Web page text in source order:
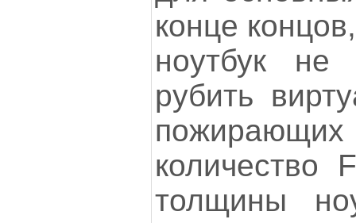
конце
ноутбук
рубить
количество
толщины